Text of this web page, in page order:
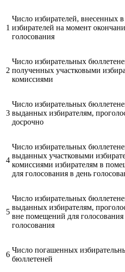
1
Число избирателей, внесенных
избирателей на момент
голосования
2
Число избирательных
полученных участковыми
комиссиями
3
Число избирательных
выданных избирателям,
досрочно
4
Число избирательных
выданных участковыми
комиссиями избирателям в
для голосования в день
5
Число избирательных
выданных избирателям,
вне помещений для голосования
голосования
6
Число погашенных
бюллетеней